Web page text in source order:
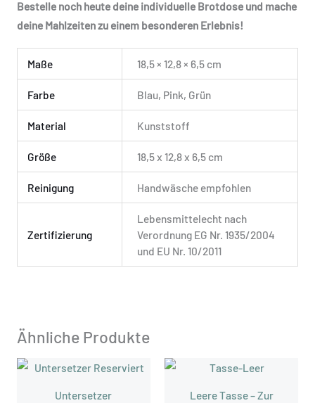
Bestelle noch heute deine individuelle Brotdose und mache
deine Mahlzeiten zu einem besonderen Erlebnis!
Maße 18,5 × 12,8 × 6,5 cm
Farbe Blau, Pink, Grün
Material Kunststoff
Größe 18,5 x 12,8 x 6,5 cm
Reinigung Handwäsche empfohlen
Zertifizierung
Lebensmittelecht nach
Verordnung EG Nr. 1935/2004
und EU Nr. 10/2011
Ähnliche Produkte
Untersetzer
Leere Tasse – Zur